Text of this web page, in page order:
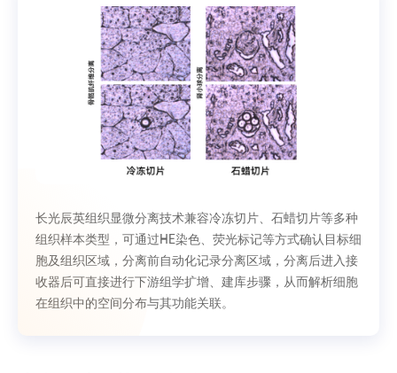
长光辰英组织显微分离技术兼容冷冻切片、石蜡切片等多种
组织样本类型，可通过HE染色、荧光标记等方式确认目标细
胞及组织区域，分离前自动化记录分离区域，分离后进入接
收器后可直接进行下游组学扩增、建库步骤，从而解析细胞
在组织中的空间分布与其功能关联。